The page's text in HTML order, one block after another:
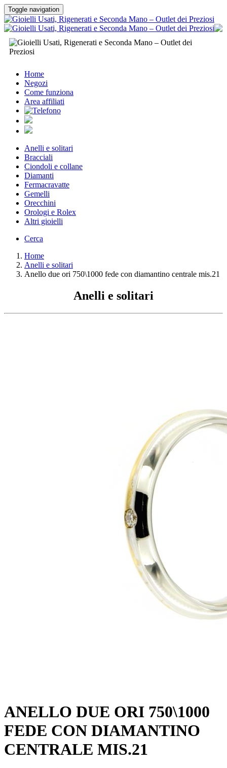
Toggle navigation
Home
Negozi
Come funziona
Area affiliati
Anelli e solitari
Bracciali
Ciondoli e collane
Diamanti
Fermacravatte
Gemelli
Orecchini
Orologi e Rolex
Altri gioielli
Cerca
Home
Anelli e solitari
Anello due ori 750\1000 fede con diamantino centrale mis.21
Anelli e solitari
ANELLO DUE ORI 750\1000
FEDE CON DIAMANTINO
CENTRALE MIS.21